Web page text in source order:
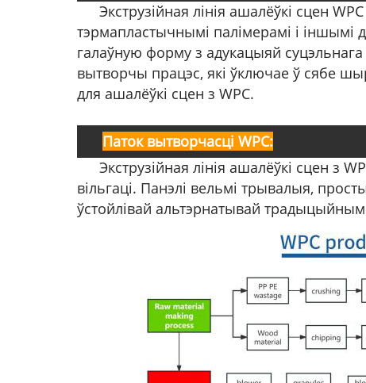
Экструзійная лінія ашалёўкі сцен
тэрмапластычнымі палімерамі і іншымі
галаўную форму з адукацыяй
вытворчы працэс, які ўключае ў сябе
для ашалёўкі сцен з WPC.
Паток вытворчасці WPC:
Экструзійная лінія ашалёўкі сцен з
вільгаці. Панэлі вельмі трывалыя,
ўстойлівай альтэрнатывай